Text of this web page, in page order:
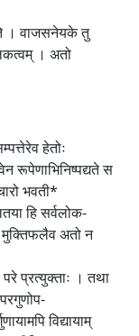
। वाजसनेयके तु
। अतो
हेतोः
रूपेणाभिनिष्पद्यते स
भवती*
हि सर्वलोक-
मुक्तिफलैव अतो न
परे प्रत्युक्ताः । तथा
विद्यायाम्